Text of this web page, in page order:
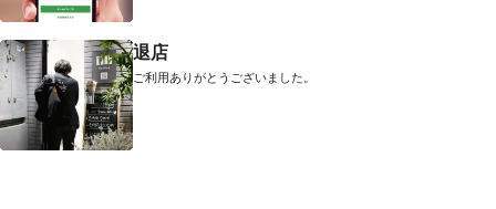
退店
ご利用ありがとうございました。